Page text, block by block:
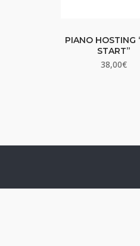
PIANO HOSTING
START”
38,00€